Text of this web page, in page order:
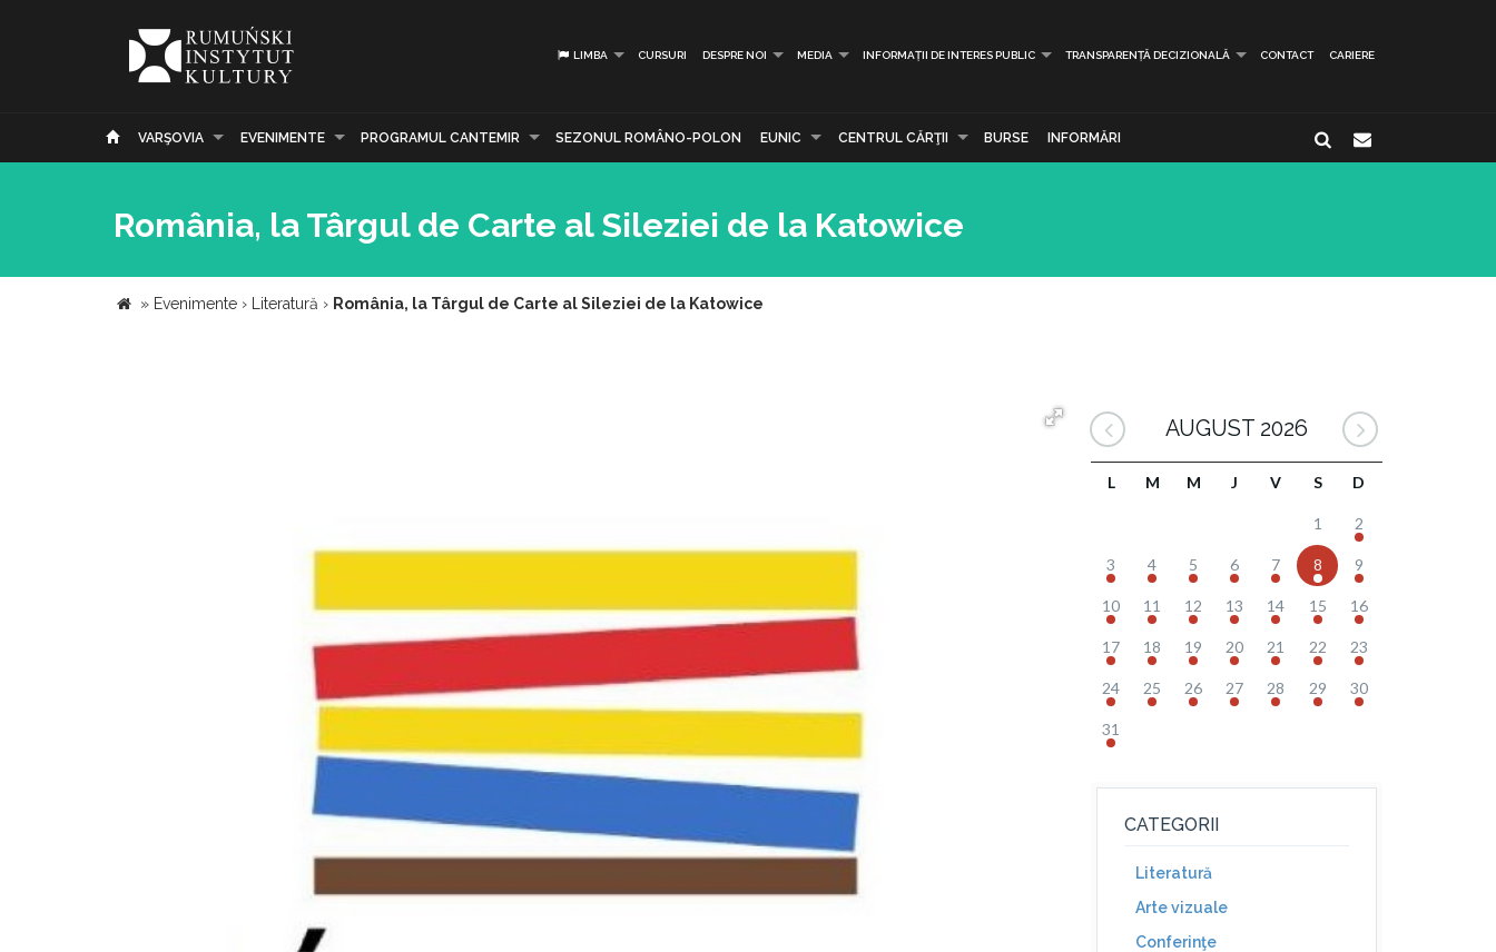
LIMBA CURSURI DESPRE NOI MEDIA INFORMAȚII DE INTERES PUBLIC TRANSPARENȚĂ DECIZIONALĂ CONTACT CARIERE
VARŞOVIA EVENIMENTE PROGRAMUL CANTEMIR SEZONUL ROMÂNO-POLON EUNIC CENTRUL CĂRŢII BURSE INFORMĂRI
România, la Târgul de Carte al Sileziei de la Katowice
» Evenimente › Literatură › România, la Târgul de Carte al Sileziei de la Katowice
AUGUST 2026
L M M J V S D
1 2
3 4 5 6 7 8 9
10 11 12 13 14 15 16
17 18 19 20 21 22 23
24 25 26 27 28 29 30
31
CATEGORII
Literatură
Arte vizuale
Conferinţe